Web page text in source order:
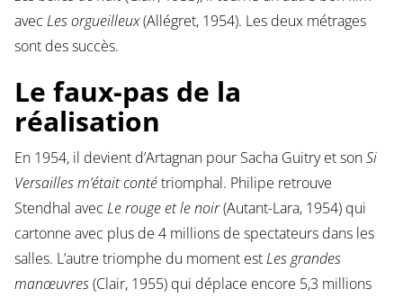
avec Les orgueilleux(Allégret, 1954). Les deux métrages
sont des succès.
Le faux-pas de la
réalisation
En 1954, il devient d’Artagnan pour Sacha Guitry et sonSi
Versailles m’était contétriomphal. Philipe retrouve
Stendhal avec Le rouge et le noir(Autant-Lara, 1954) qui
cartonne avec plus de 4 millions de spectateurs dans les
salles. L’autre triomphe du moment estLes grandes
manœuvres(Clair, 1955) qui déplace encore 5,3 millions